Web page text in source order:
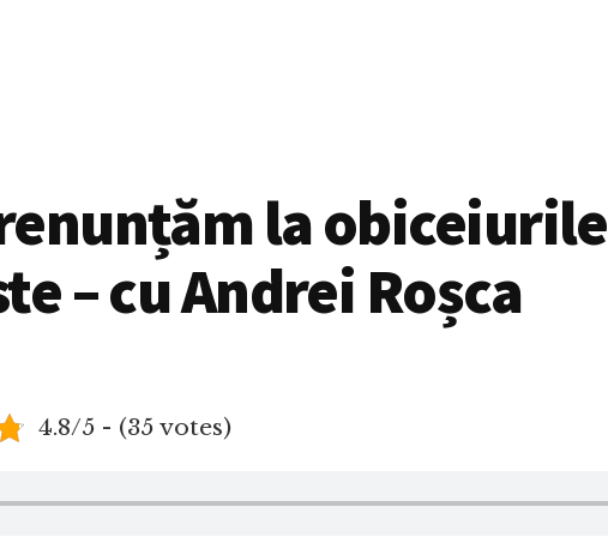
la obiceiurile
– cu Andrei Roșca
4.8/5 - (35 votes)